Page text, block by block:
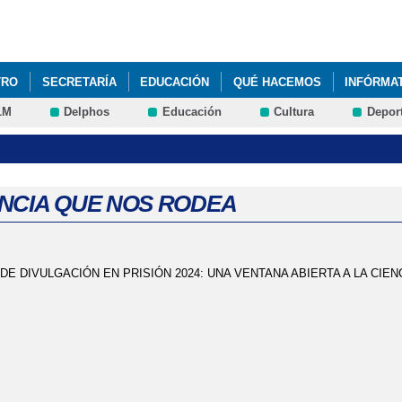
SECRETARÍA EDUCACIÓN QUÉ HACEMOS
ENRIQUE RUIZ RENEDO, DIRECTOR DEL C.E.P.A NUESTRA
ENRIQUE RUIZ RENEDO, DIRECTOR DEL C.E.P.A NUESTRA
PARA PERSONAS ADULTAS EN CENTROS PENITENCIARIOS DE
DIGITAL PLAN DIGITAL DE CENTRO PRUEBAS LIBRES
Delphos Educación Cultura
QUE NOS RODEA
DIVULGACIÓN EN PRISIÓN 2024: UNA VENTANA ABIERTA A LA